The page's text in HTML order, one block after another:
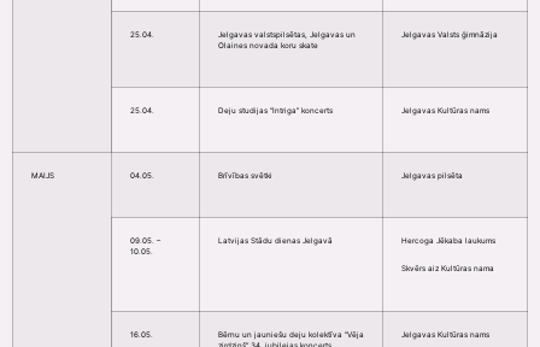
25.04.
Jelgavas valstspilsētas, Jelgavas un
Olaines novada koru skate
Jelgavas Valsts ģimnāzija
25.04. Deju studijas “Intriga” koncerts Jelgavas Kultūras nams
MAIJS 04.05. Brīvības svētki Jelgavas pilsēta
09.05. –
10.05.
Latvijas Stādu dienas Jelgavā Hercoga Jēkaba laukums
Skvērs aiz Kultūras nama
16.05.
Bērnu un jauniešu deju kolektīva “Vēja
Jelgavas Kultūras nams